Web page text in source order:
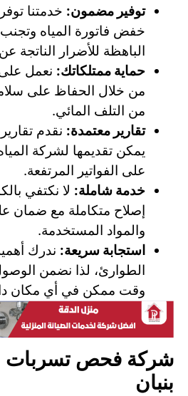
توفير مضمون: خدمتنا
خفض فاتورة المياه
الباهظة للأضرار الناتجة
حماية ممتلكاتك: نعمل
من خلال الحفاظ على
من التلف المائي.
تقارير معتمدة: نقدم
يمكن تقديمها لشركة
على الفواتير المرتفعة.
خدمة شاملة: لا نكتفي
إصلاح متكاملة مع ضمان
والمواد المستخدمة.
استجابة سريعة: ندرك
الطوارئ، لذا نضمن
وقت ممكن في أي مكان
شركة فحص تسربات
بنبان